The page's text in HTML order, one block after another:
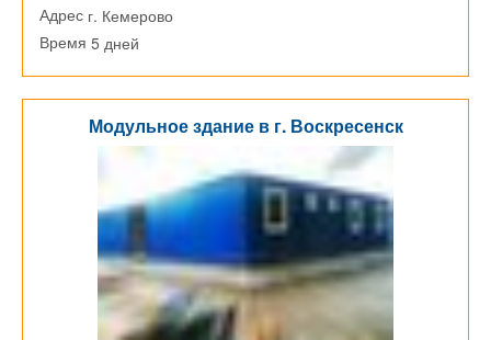
Адрес г. Кемерово
Время 5 дней
Модульное здание в г. Воскресенск